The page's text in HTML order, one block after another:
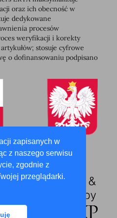
zapisanych w
z naszego serwisu
zgodnie z
przeglądarki.
oraz ich obecność w
dedykowane
procesów
weryfikacji i korekty
stosuje cyfrowe
o dofinansowaniu podpisano